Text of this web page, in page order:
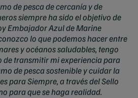
de pesca de cercanía y de
siempre ha sido el objetivo de
Embajador Azul de Marine
lo que podemos hacer entre
y océanos saludables, tengo
de transmitir mi experiencia para
de pesca sostenible y cuidar la
para Siempre, a través del Sello
para que se haga realidad.